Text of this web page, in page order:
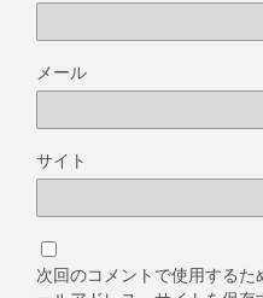
メール
サイト
次回のコメントで使用する